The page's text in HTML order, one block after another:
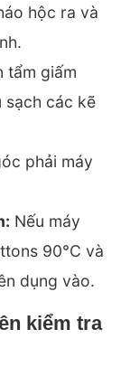
hộc ra và
tẩm giấm
sạch các kẽ
phải máy
Nếu máy
90°C và
dụng vào.
kiểm tra